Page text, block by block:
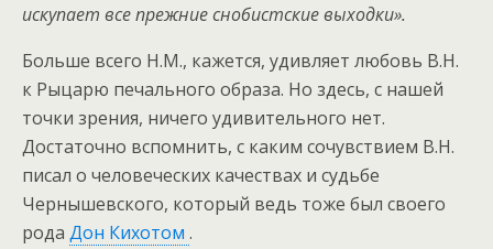
искупает все прежние снобистские выходки».
Больше всего Н.М., кажется, удивляет любовь В.Н.
к Рыцарю печального образа. Но здесь, с нашей
точки зрения, ничего удивительного нет.
Достаточно вспомнить, с каким сочувствием В.Н.
писал о человеческих качествах и судьбе
Чернышевского, который ведь тоже был своего
рода Дон Кихотом .